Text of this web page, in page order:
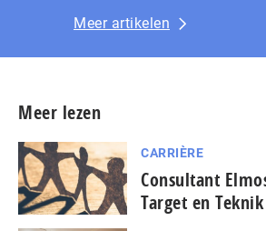
Meer artikelen
Meer lezen
CARRIÈRE
Consultant
Target en